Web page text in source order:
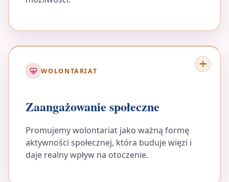
WOLONTARIAT
Zaangażowanie społeczne
Promujemy wolontariat jako ważną formę
aktywności społecznej, która buduje więzi i
daje realny wpływ na otoczenie.